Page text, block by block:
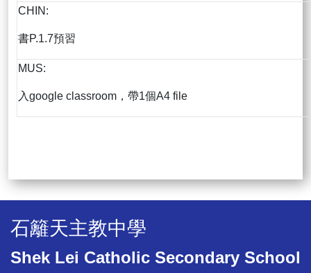
CHIN:
書P.1.7預習
MUS:
入google classroom，帶1個A4 file
石籬天主教中學
Shek Lei Catholic Secondary School